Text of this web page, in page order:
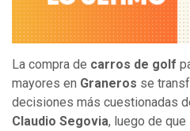
La compra de carros de golf
mayores en Graneros se
decisiones más cuestionadas
Claudio Segovia, luego de